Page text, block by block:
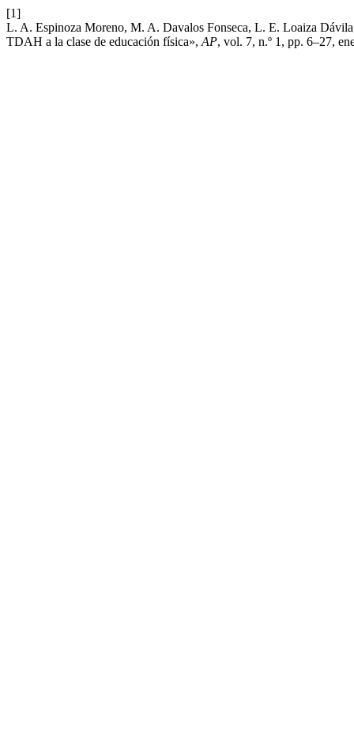
[1]
L. A. Espinoza Moreno, M. A. Davalos Fonseca, L. E. Loaiza
TDAH a la clase de educación física», AP, vol. 7, n.º 1, pp. 6–27,